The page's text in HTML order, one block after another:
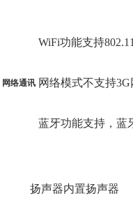
网络通讯
WiFi功能支持
网络模式不支持3G
蓝牙功能支持，蓝
扬声器内置扬声器